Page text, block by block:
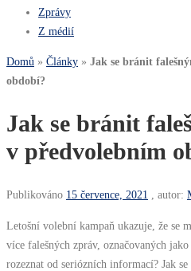
Zprávy
Z médií
Domů » Články » Jak se bránit
období?
Jak se bránit
v předvolebním
Publikováno 15 července, 2021 , autor:
Letošní volební kampaň ukazuje, že se
více falešných zpráv, označovaných
rozeznat od seriózních informací? Jak